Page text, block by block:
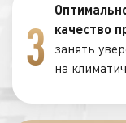
3
качество
занять
на